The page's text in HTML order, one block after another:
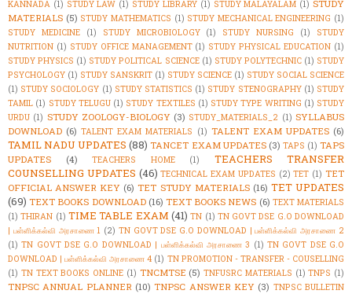
KANNADA (1) STUDY LAW (1) STUDY LIBRARY (1) STUDY MALAYALAM (1) STUDY
MATERIALS (5) STUDY MATHEMATICS (1) STUDY MECHANICAL ENGINEERING (1)
STUDY MEDICINE
(1) STUDY MICROBIOLOGY (1) STUDY NURSING (1)
STUDY
NUTRITION (1) STUDY OFFICE MANAGEMENT (1) STUDY PHYSICAL EDUCATION (1)
STUDY PHYSICS (1) STUDY POLITICAL SCIENCE (1) STUDY POLYTECHNIC (1) STUDY
PSYCHOLOGY (1) STUDY SANSKRIT (1) STUDY SCIENCE (1) STUDY SOCIAL SCIENCE
(1) STUDY SOCIOLOGY (1) STUDY STATISTICS (1) STUDY STENOGRAPHY (1) STUDY
TAMIL (1) STUDY TELUGU (1) STUDY TEXTILES (1) STUDY TYPE WRITING (1) STUDY
URDU (1) STUDY ZOOLOGY-BIOLOGY (3) STUDY_MATERIALS_2 (1) SYLLABUS
DOWNLOAD (6) TALENT EXAM MATERIALS (1) TALENT EXAM UPDATES (6)
TAMIL NADU UPDATES (88) TANCET EXAM UPDATES (3) TAPS (1) TAPS
UPDATES
(4) TEACHERS HOME (1)
TEACHERS TRANSFER
COUNSELLING UPDATES (46) TECHNICAL EXAM UPDATES (2) TET (1) TET
OFFICIAL ANSWER KEY (6) TET STUDY MATERIALS (16) TET UPDATES
(69) TEXT BOOKS DOWNLOAD (16) TEXT BOOKS NEWS (6) TEXT MATERIALS
(1) THIRAN (1) TIME TABLE EXAM (41) TN (1) TN GOVT DSE G.O DOWNLOAD
| பள்ளிக்கல்வி அரசாணை 1 (2) TN GOVT DSE G.O DOWNLOAD | பள்ளிக்கல்வி அரசாணை 2
(1) TN GOVT DSE G.O DOWNLOAD | பள்ளிக்கல்வி அரசாணை 3 (1) TN GOVT DSE G.O
DOWNLOAD | பள்ளிக்கல்வி அரசாணை 4 (1) TN PROMOTION - TRANSFER - COUSELLING
(1) TN TEXT BOOKS ONLINE (1) TNCMTSE (5) TNFUSRC MATERIALS (1) TNPS (1)
TNPSC ANNUAL PLANNER (10) TNPSC ANSWER KEY (3) TNPSC BULLETIN